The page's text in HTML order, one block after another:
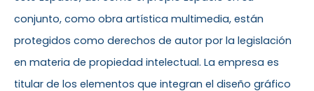
conjunto, como obra artística multimedia, están
protegidos como derechos de autor por la legislación
en materia de propiedad intelectual. La empresa es
titular de los elementos que integran el diseño gráfico